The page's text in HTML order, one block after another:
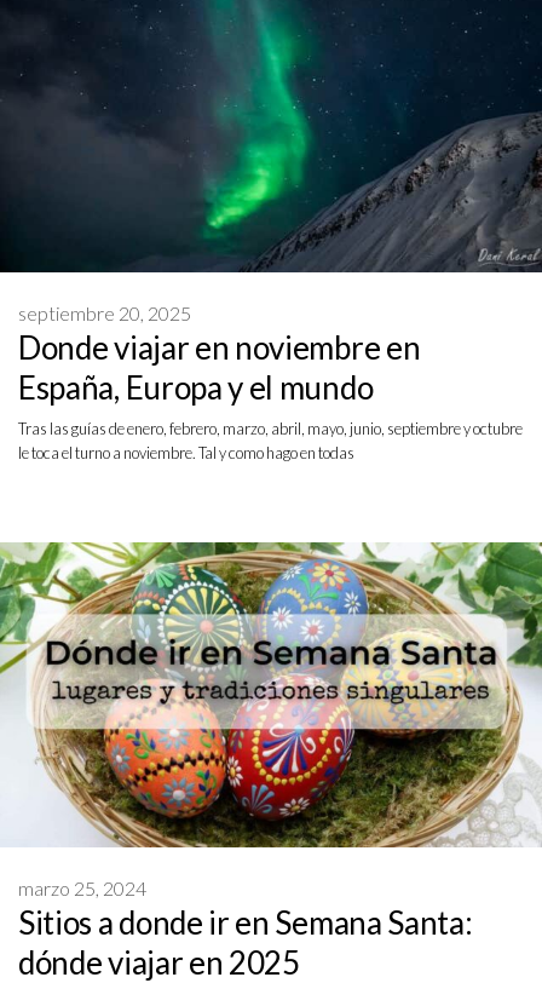
Donde viajar en noviembre en
España, Europa y el mundo
septiembre 20, 2025
Tras las guías de enero, febrero, marzo, abril, mayo, junio, septiembre y octubre
le toca el turno a noviembre. Tal y como hago en todas
Sitios a donde ir en Semana Santa:
dónde viajar en 2025
marzo 25, 2024